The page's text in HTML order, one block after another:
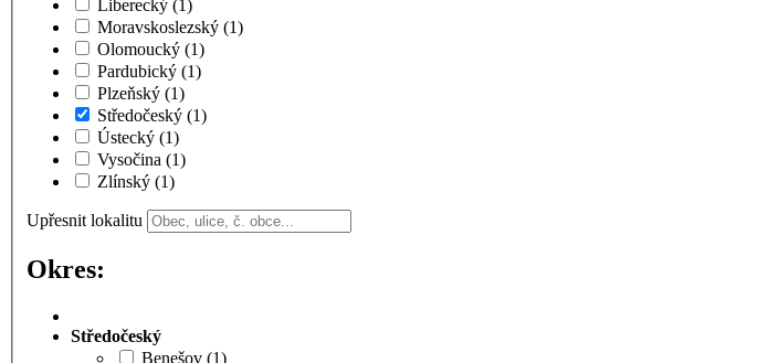
Liberecký (1)
Moravskoslezský (1)
Olomoucký (1)
Pardubický (1)
Plzeňský (1)
Středočeský (1)
Ústecký (1)
Vysočina (1)
Zlínský (1)
Upřesnit lokalitu
Okres:
Středočeský
Benešov (1)